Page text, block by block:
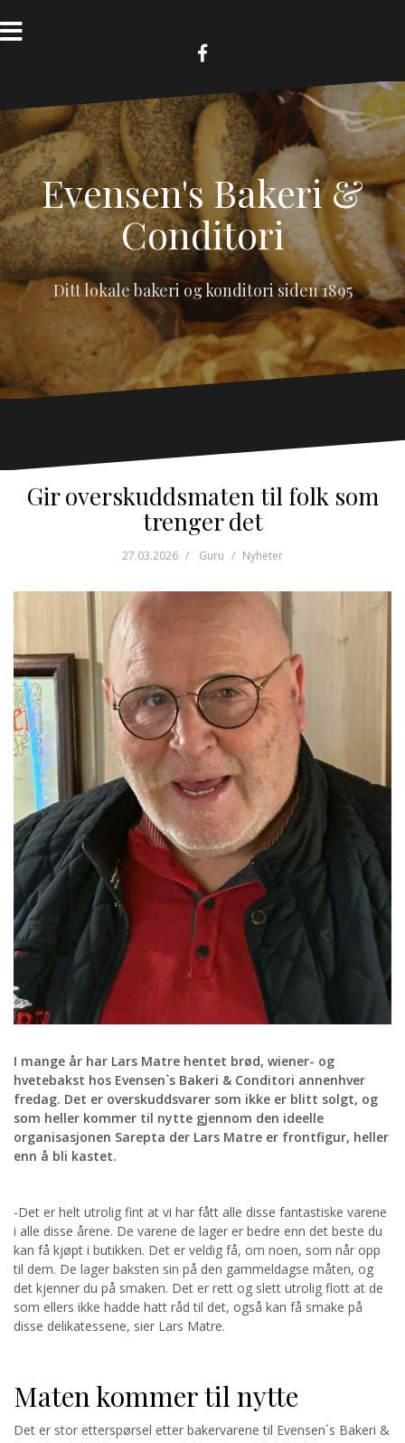
to
content
FB
Evensen's Bakeri &
Conditori
Ditt lokale bakeri og konditori siden 1895
Gir overskuddsmaten til folk som
trenger det
27.03.2026 Guru Nyheter
I mange år har Lars Matre hentet brød, wiener- og
hvetebakst hos Evensen`s Bakeri & Conditori annenhver
fredag. Det er overskuddsvarer som ikke er blitt solgt, og
som heller kommer til nytte gjennom den ideelle
organisasjonen Sarepta der Lars Matre er frontfigur, heller
enn å bli kastet.
-Det er helt utrolig fint at vi har fått alle disse fantastiske varene
i alle disse årene. De varene de lager er bedre enn det beste du
kan få kjøpt i butikken. Det er veldig få, om noen, som når opp
til dem. De lager baksten sin på den gammeldagse måten, og
det kjenner du på smaken. Det er rett og slett utrolig flott at de
som ellers ikke hadde hatt råd til det, også kan få smake på
disse delikatessene, sier Lars Matre.
Maten kommer til nytte
Det er stor etterspørsel etter bakervarene til Evensen´s Bakeri &